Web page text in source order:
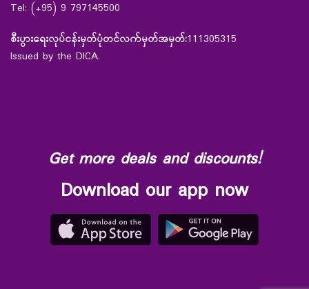
Tel: (+95) 9 797145500
စီးပွားရေးလုပ်ငန်းမှတ်ပုံတင်လက်မှတ်အမှတ်:111305315
Issued by the DICA.
Get more deals and discounts!
Download our app now